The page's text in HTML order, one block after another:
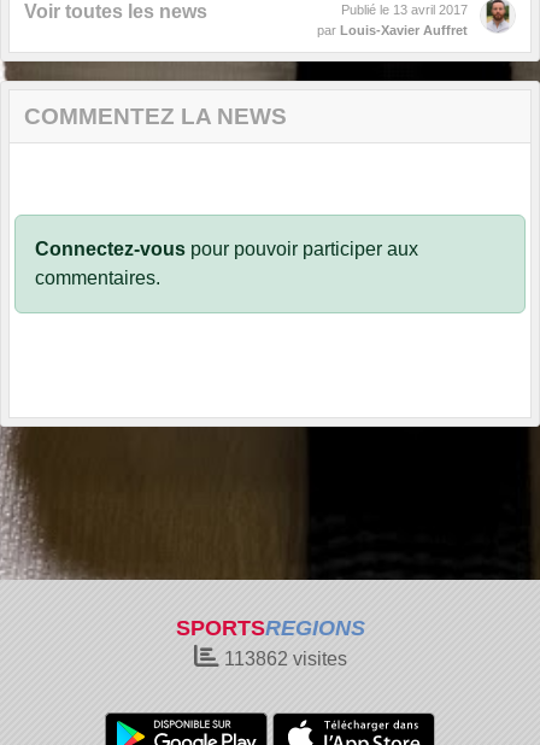
Voir toutes les news Publié le 13 avril 2017
par Louis-Xavier Auffret
COMMENTEZ LA NEWS
Connectez-vous pour pouvoir participer aux
commentaires.
SPORTSREGIONS
113862 visites